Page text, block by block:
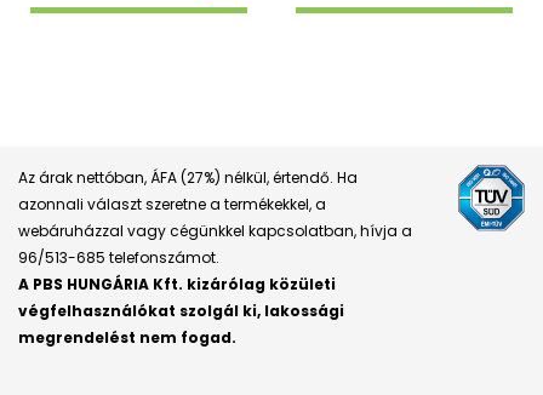
Az árak nettóban, ÁFA (27%) nélkül, értendő. Ha
azonnali választ szeretne a termékekkel, a
webáruházzal vagy cégünkkel kapcsolatban, hívja a
96/513-685 telefonszámot.
A PBS HUNGÁRIA Kft. kizárólag közületi
végfelhasználókat szolgál ki, lakossági
megrendelést nem fogad.